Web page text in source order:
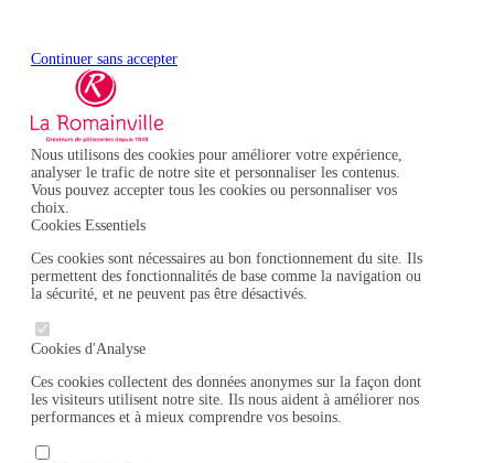
Continuer sans accepter
Nous utilisons des cookies pour améliorer votre expérience,
analyser le trafic de notre site et personnaliser les contenus.
Vous pouvez accepter tous les cookies ou personnaliser vos
choix.
Cookies Essentiels
Ces cookies sont nécessaires au bon fonctionnement du site. Ils
permettent des fonctionnalités de base comme la navigation ou
la sécurité, et ne peuvent pas être désactivés.
Cookies d'Analyse
Ces cookies collectent des données anonymes sur la façon dont
les visiteurs utilisent notre site. Ils nous aident à améliorer nos
performances et à mieux comprendre vos besoins.